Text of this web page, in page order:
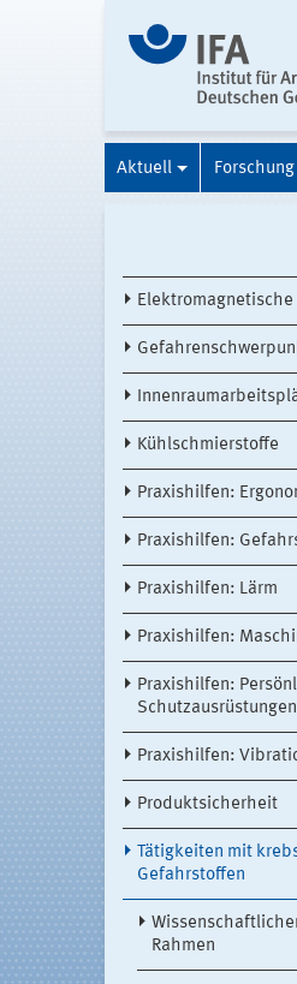
Aktuell Forschung
Elektromagnetische
Kühlschmierstoffe
Praxishilfen:
Praxishilfen:
Praxishilfen: Lärm
Praxishilfen:
Praxishilfen:
Schutzausrüstungen
Praxishilfen:
Produktsicherheit
Tätigkeiten mit
Gefahrstoffen
Rahmen